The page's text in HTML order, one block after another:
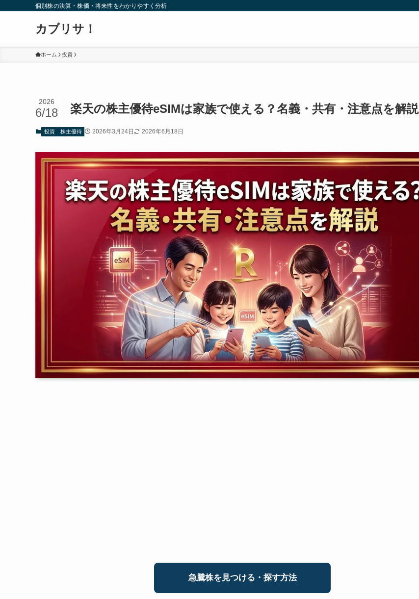
個別株の決算・株価・将来性をわかりやすく分析
カブリサ！
ホーム 投資
楽天の株主優待eSIMは家族で使える？名義・共有・注意点を解説
2026
6/18
投資 株主優待 2026年3月24日 2026年6月18日
急騰株を見つける・探す方法